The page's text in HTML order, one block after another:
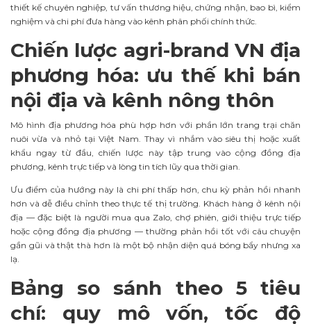
thiết kế chuyên nghiệp, tư vấn thương hiệu, chứng nhận, bao bì, kiểm
nghiệm và chi phí đưa hàng vào kênh phân phối chính thức.
Chiến lược agri-brand VN địa
phương hóa: ưu thế khi bán
nội địa và kênh nông thôn
Mô hình địa phương hóa phù hợp hơn với phần lớn trang trại chăn
nuôi vừa và nhỏ tại Việt Nam. Thay vì nhắm vào siêu thị hoặc xuất
khẩu ngay từ đầu, chiến lược này tập trung vào cộng đồng địa
phương, kênh trực tiếp và lòng tin tích lũy qua thời gian.
Ưu điểm của hướng này là chi phí thấp hơn, chu kỳ phản hồi nhanh
hơn và dễ điều chỉnh theo thực tế thị trường. Khách hàng ở kênh nội
địa — đặc biệt là người mua qua Zalo, chợ phiên, giới thiệu trực tiếp
hoặc cộng đồng địa phương — thường phản hồi tốt với câu chuyện
gần gũi và thật thà hơn là một bộ nhận diện quá bóng bẩy nhưng xa
lạ.
Bảng so sánh theo 5 tiêu
chí: quy mô vốn, tốc độ